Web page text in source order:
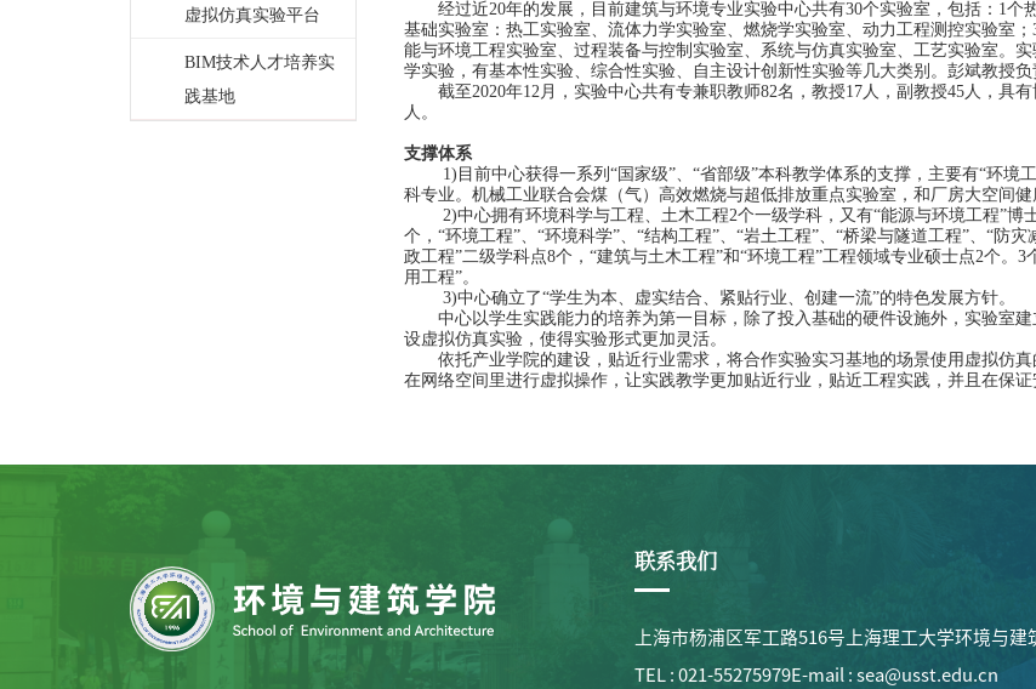
虚拟仿真实验平台
BIM技术人才培养实
践基地
经过近20年的发展，目前建筑与环境专业实验中心共有30个实验室，包括： 1个
基础实验室：热工实验室、流体力学实验室、燃烧学实验室、动力工程测控实验室；
能与环境工程实验室、过程装备与控制实验室、系统与仿真实验室、工艺实验室。
学实验，有基本性实验、综合性实验、自主设计创新性实验等几大类别。彭斌教授负
截至2020年12 月，实验中心共有专兼职教师82名，教授17人，副教授45人，具有
人。
支撑体系
1) 目前中心获得一系列“国家级”、“省部级”本科教学体系的支撑，主要有“环
科专业。机械工业联合会煤（气）高效燃烧与超低排放重点实验室，和厂房大空间健
2)中心拥有环境科学与工程、土木工程2个一级学科，又有“能源与环境工程”博
个，“环境工程”、“环境科学”、“结构工程”、“岩土工程”、“桥梁与隧道工程”、“防
政工程”二级学科点8个，“建筑与土木工程”和“环境工程”工程领域专业硕士点2个。 3
用工程”。
3)中心确立了“学生为本、虚实结合、紧贴行业、创建一流”的特色发展方针。
中心以学生实践能力的培养为第一目标，除了投入基础的硬件设施外，实验室
设虚拟仿真实验，使得实验形式更加灵活。
依托产业学院的建设，贴近行业需求，将合作实验实习基地的场景使用虚拟仿
在网络空间里进行虚拟操作，让实践教学更加贴近行业，贴近工程实践，并且在保
联系我们
上海市杨浦区军工路516号上海理工大学环境与建
TEL : 021-55275979E-mail : sea@usst.edu.cn